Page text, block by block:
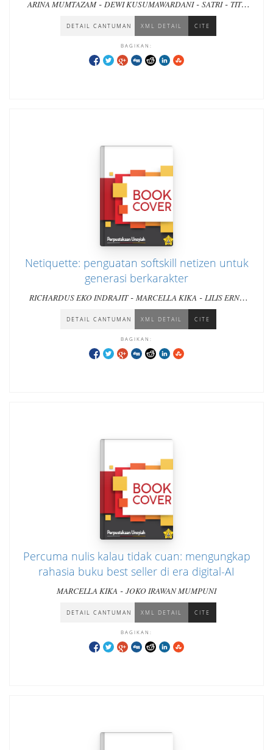
ARINA MUMTAZAM- DEWI KUSUMAWARDANI- SATRI- TITY
S. RAMA-DAN DUA PULUH PENULIS
LAINNYA
DETAIL CANTUMAN XML DETAIL CITE
BAGIKAN:
Netiquette: penguatan softskill netizen untuk
generasi berkarakter
RICHARDUS EKO INDRAJIT- MARCELLA KIKA - LILIS ERNA
YULIANTI
DETAIL CANTUMAN XML DETAIL CITE
BAGIKAN:
Percuma nulis kalau tidak cuan: mengungkap
rahasia buku best seller di era digital-AI
MARCELLA KIKA - JOKO IRAWAN MUMPUNI
DETAIL CANTUMAN XML DETAIL CITE
BAGIKAN: